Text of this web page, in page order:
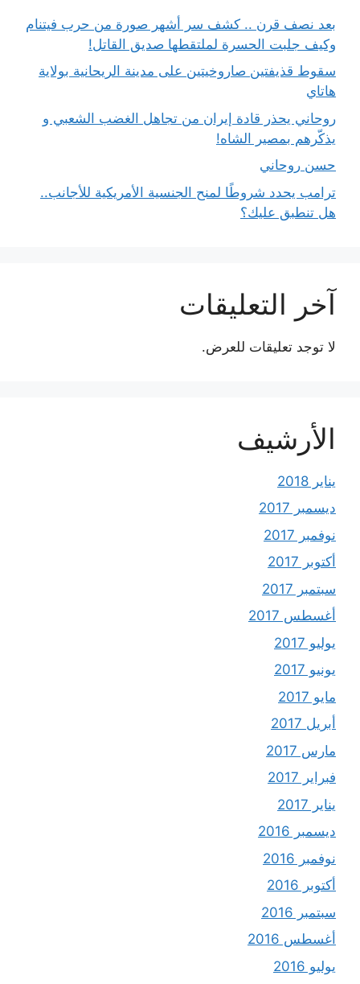
بعد نصف قرن .. كشف سر أشهر صورة من حرب فيتنام
وكيف جلبت الحسرة لملتقطها صديق القاتل!
سقوط قذيفتين صاروخيتين على مدينة الريحانية بولاية
هاتاي
روحاني يحذر قادة إيران من تجاهل الغضب الشعبي و
يذكّرهم بمصير الشاه!
حسن روحاني
ترامب يحدد شروطًا لمنح الجنسية الأمريكية للأجانب..
هل تنطبق عليك؟
آخر التعليقات
لا توجد تعليقات للعرض.
الأرشيف
يناير 2018
ديسمبر 2017
نوفمبر 2017
أكتوبر 2017
سبتمبر 2017
أغسطس 2017
يوليو 2017
يونيو 2017
مايو 2017
أبريل 2017
مارس 2017
فبراير 2017
يناير 2017
ديسمبر 2016
نوفمبر 2016
أكتوبر 2016
سبتمبر 2016
أغسطس 2016
يوليو 2016